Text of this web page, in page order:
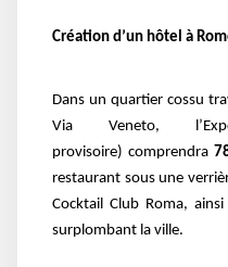
Création d’un hôtel à
Dans un quartier cossu
Via Veneto,
provisoire) comprendra
restaurant sous une
Cocktail Club Roma,
surplombant la ville.